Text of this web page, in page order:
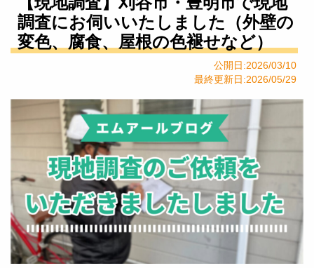
調査にお伺いいたしました（外壁の
変色、腐食、屋根の色褪せなど）
公開日:2026/03/10
最終更新日:2026/05/29